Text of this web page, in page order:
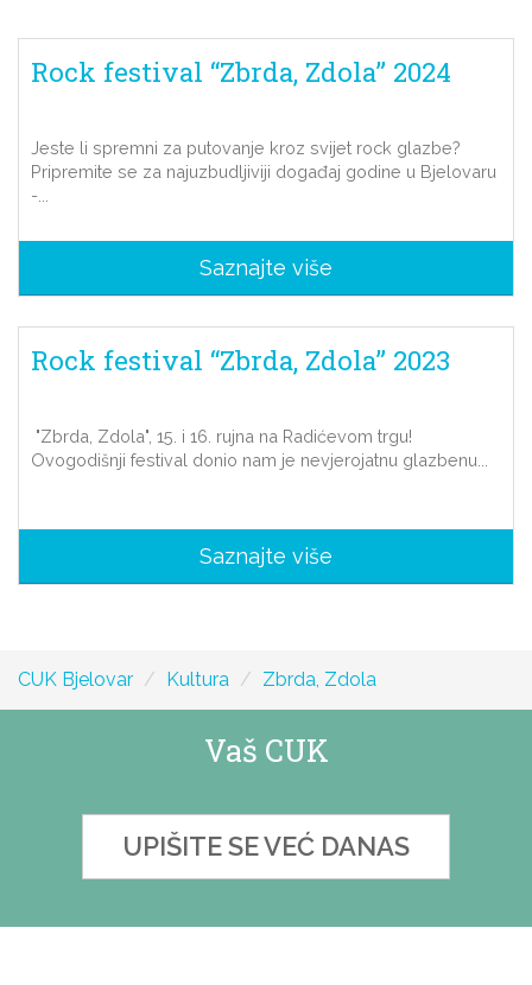
Rock festival “Zbrda, Zdola” 2024
Jeste li spremni za putovanje kroz svijet rock glazbe?
Pripremite se za najuzbudljiviji događaj godine u Bjelovaru
-...
Saznajte više
Rock festival “Zbrda, Zdola” 2023
"Zbrda, Zdola", 15. i 16. rujna na Radićevom trgu!
Ovogodišnji festival donio nam je nevjerojatnu glazbenu...
Saznajte više
CUK Bjelovar Kultura Zbrda, Zdola
Vaš CUK
UPIŠITE SE VEĆ DANAS